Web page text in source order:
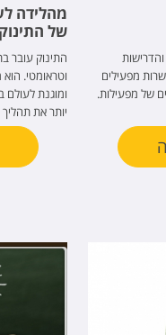
מפעילים
של מפעילות.
מהלידה
של התינוק
התינוק עובר
וטראומטי.
ומוגנת לעולם
יותר את